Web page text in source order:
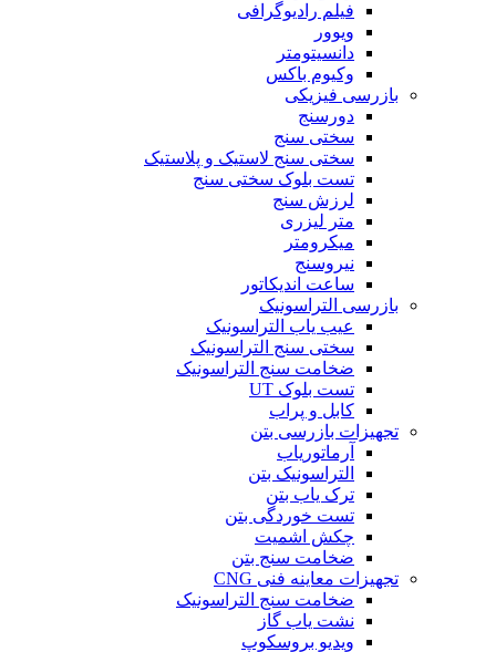
فیلم رادیوگرافی
ویوور
دانسیتومتر
وکیوم باکس
بازرسی فیزیکی
دورسنج
سختی سنج
سختی سنج لاستیک و پلاستیک
تست بلوک سختی سنج
لرزش سنج
متر لیزری
میکرومتر
نیروسنج
ساعت اندیکاتور
بازرسی التراسونیک
عیب یاب التراسونیک
سختی سنج التراسونیک
ضخامت سنج التراسونیک
تست بلوک UT
کابل و پراب
تجهیزات بازرسی بتن
آرماتوریاب
التراسونیک بتن
ترک یاب بتن
تست خوردگی بتن
چکش اشمیت
ضخامت سنج بتن
تجهیزات معاینه فنی CNG
ضخامت سنج التراسونیک
نشت یاب گاز
ویدیو بروسکوپ